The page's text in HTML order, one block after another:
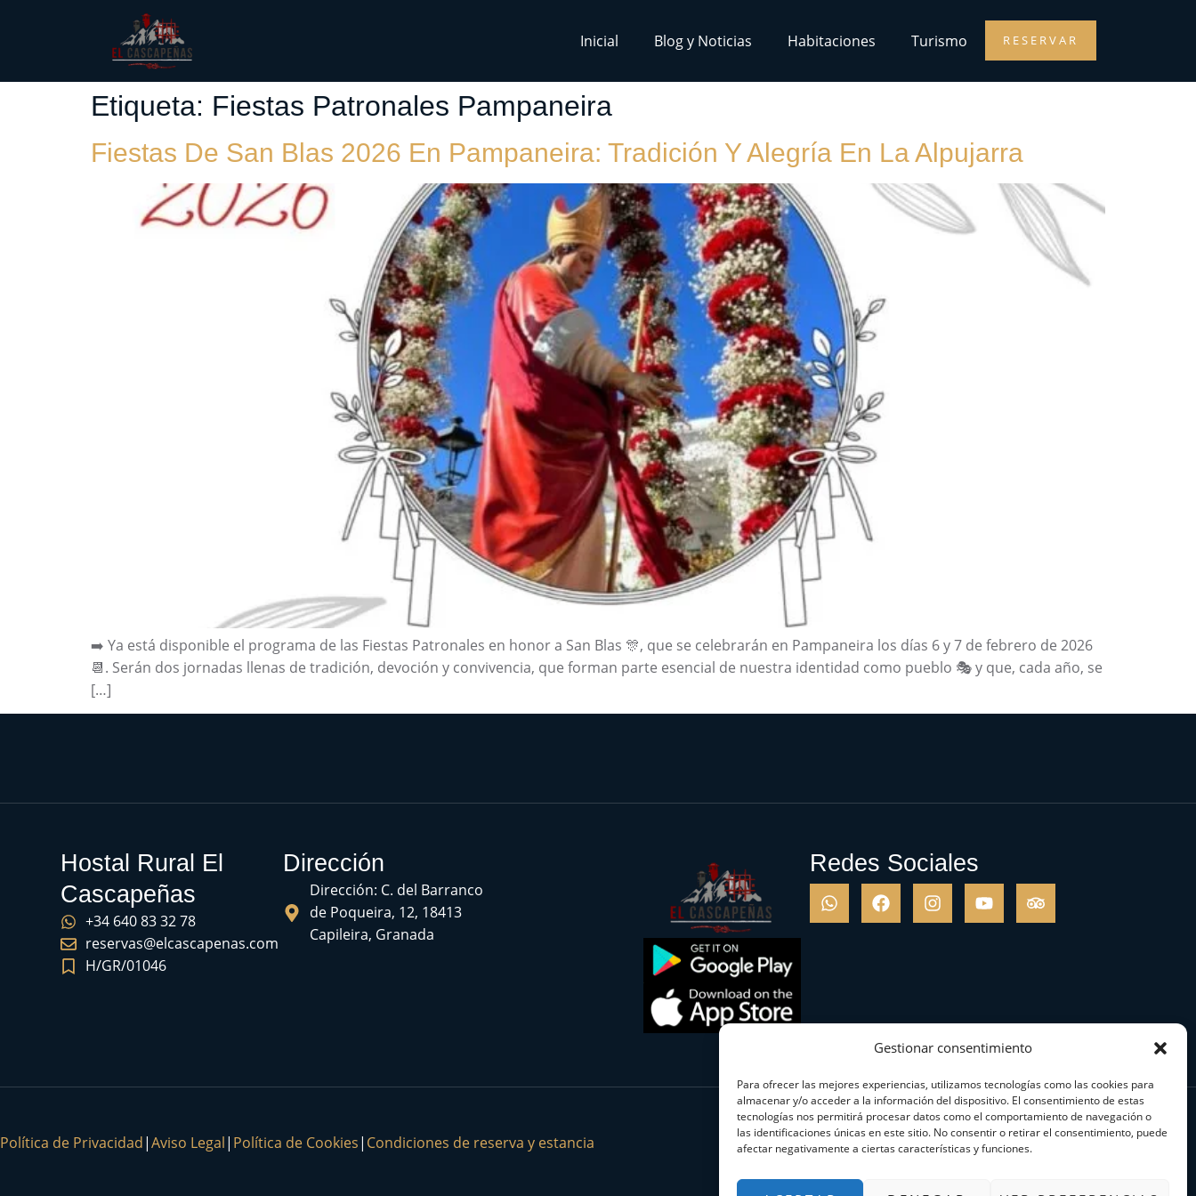
Gestionar consentimiento
Para ofrecer las mejores experiencias, utilizamos tecnologías como las cookies para
almacenar y/o acceder a la información del dispositivo. El consentimiento de estas
tecnologías nos permitirá procesar datos como el comportamiento de navegación o
las identificaciones únicas en este sitio. No consentir o retirar el consentimiento, puede
afectar negativamente a ciertas características y funciones.
Inicial Blog y Noticias Habitaciones Turismo RESERVAR
Etiqueta: Fiestas Patronales Pampaneira
Fiestas De San Blas 2026 En Pampaneira: Tradición Y Alegría En La Alpujarra
➡️ Ya está disponible el programa de las Fiestas Patronales en honor a San Blas 🎊, que se celebrarán en Pampaneira los días 6 y 7 de febrero de 2026
📆. Serán dos jornadas llenas de tradición, devoción y convivencia, que forman parte esencial de nuestra identidad como pueblo 🎭 y que, cada año, se
[…]
Hostal Rural El
Cascapeñas
+34 640 83 32 78
reservas@elcascapenas.com
H/GR/01046
Dirección
Dirección: C. del Barranco
de Poqueira, 12, 18413
Capileira, Granada
Redes Sociales
Política de Privacidad|Aviso Legal| Política de Cookies| Condiciones de reserva y estancia